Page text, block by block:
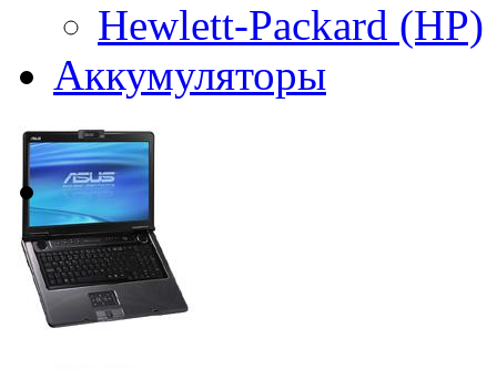
Hewlett-Packard (HP)
Аккумуляторы